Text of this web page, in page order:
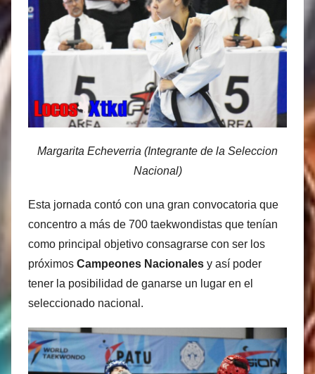
Margarita Echeverria (Integrante de la Seleccion
Nacional)
Esta jornada contó con una gran convocatoria que
concentro a más de 700 taekwondistas que tenían
como principal objetivo consagrarse con ser los
próximos Campeones Nacionales y así poder
tener la posibilidad de ganarse un lugar en el
seleccionado nacional.